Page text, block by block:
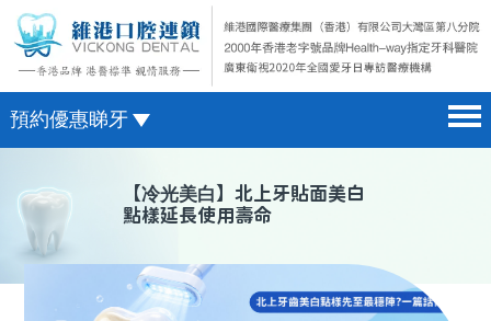
預約優惠睇牙
醫院簡介 hospital introduction
醫生介紹 doctor introduction
醫療新聞 medical news
微信預約
WhatsApp預約
【冷光美白】北上牙貼面美白
點樣延長使用壽命